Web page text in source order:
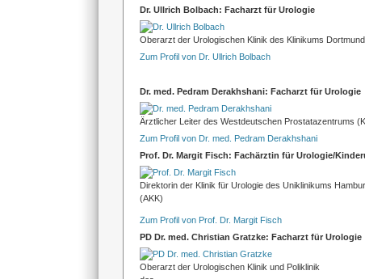
Dr. Ullrich Bolbach: Facharzt für Urologie
Oberarzt der Urologischen Klinik des Klinikums Dortmund
Zum Profil von Dr. Ullrich Bolbach
Dr. med. Pedram Derakhshani: Facharzt für Urologie
Ärztlicher Leiter des Westdeutschen Prostatazentrums
Zum Profil von Dr. med. Pedram Derakhshani
Prof. Dr. Margit Fisch: Fachärztin für Urologie/
Direktorin der Klinik für Urologie des Uniklinikums
(AKK)
Zum Profil von Prof. Dr. Margit Fisch
PD Dr. med. Christian Gratzke: Facharzt für Urologie
Oberarzt der Urologischen Klinik und Poliklinik